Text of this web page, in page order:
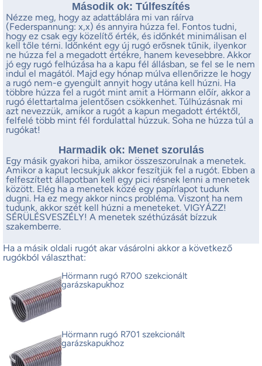
Második ok: Túlfeszítés
Nézze meg, hogy az adattáblára mi van ráírva
(Federspannung: x,x) és annyira húzza fel. Fontos tudni,
hogy ez csak egy közelítő érték, és időnkét minimálisan el
kell tőle térni. Időnként egy új rugó erősnek tűnik, ilyenkor
ne húzza fel a megadott értékre, hanem kevesebbre. Akkor
jó egy rugó felhúzása ha a kapu fél állásban, se fel se le nem
indul el magától. Majd egy hónap múlva ellenőrizze le hogy
a rugó nem-e gyengült annyit hogy utána kell húzni. Ha
többre húzza fel a rugót mint amit a Hörmann előír, akkor a
rugó élettartalma jelentősen csökkenhet. Túlhúzásnak mi
azt nevezzük, amikor a rugót a kapun megadott értéktől,
felfelé több mint fél fordulattal húzzuk. Soha ne húzza túl a
rugókat!
Harmadik ok: Menet szorulás
Egy másik gyakori hiba, amikor összeszorulnak a menetek.
Amikor a kaput lecsukjuk akkor feszítjük fel a rugót. Ebben a
felfeszített állapotban kell egy pici résnek lenni a menetek
között. Elég ha a menetek közé egy papírlapot tudunk
dugni. Ha ez megy akkor nincs probléma. Viszont ha nem
tudunk, akkor szét kell húzni a meneteket. VIGYÁZZ!
SÉRÜLÉSVESZÉLY! A menetek széthúzását bízzuk
szakemberre.
Ha a másik oldali rugót akar vásárolni akkor a következő
rugókból választhat:
Hörmann rugó R700 szekcionált
garázskapukhoz
Hörmann rugó R701 szekcionált
garázskapukhoz